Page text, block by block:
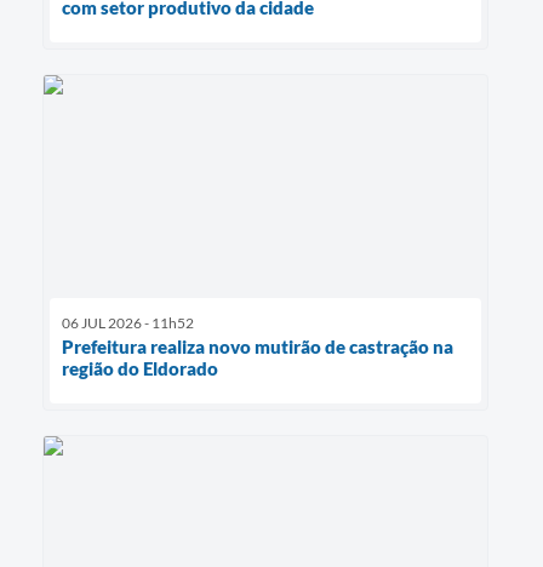
com setor produtivo da cidade
06 JUL 2026 - 11h52
Prefeitura realiza novo mutirão de castração na
região do Eldorado